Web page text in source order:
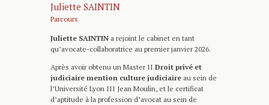
Juliette SAINTIN
Parcours
Juliette SAINTIN a rejoint le cabinet en tant
qu’avocate-collaboratrice au premier janvier 2026.
Après avoir obtenu un Master II Droit privé et
judiciaire mention culture judiciaire au sein de
l’Université Lyon III Jean Moulin, et le certificat
d’aptitude à la profession d’avocat au sein de